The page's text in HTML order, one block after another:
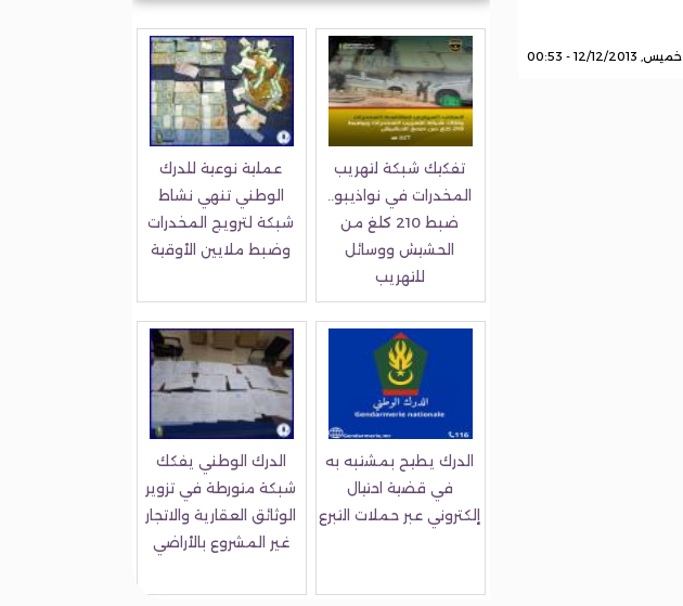
خميس, 12/12/2013 - 00:53
تفكيك شبكة لتهريب
المخدرات في نواذيبو..
ضبط 210 كلغ من
الحشيش ووسائل
للتهريب
عملية نوعية للدرك
الوطني تنهي نشاط
شبكة لترويج المخدرات
وضبط ملايين الأوقية
الدرك يطيح بمشتبه به
في قضية احتيال
إلكتروني عبر حملات التبرع
الدرك الوطني يفكك
شبكة متورطة في تزوير
الوثائق العقارية والاتجار
غير المشروع بالأراضي